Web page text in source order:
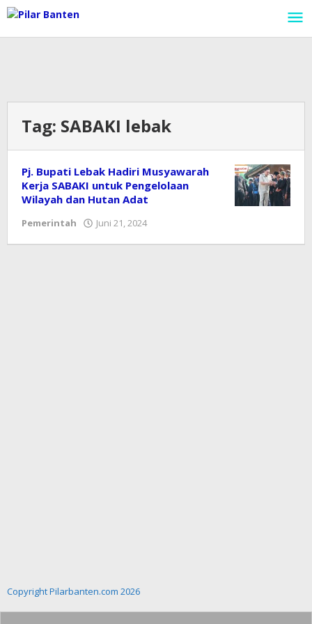
Lewati
ke
konten
Tag: SABAKI lebak
Pj. Bupati Lebak Hadiri Musyawarah
Kerja SABAKI untuk Pengelolaan
Wilayah dan Hutan Adat
Pemerintah Juni 21, 2024
Copyright Pilarbanten.com 2026